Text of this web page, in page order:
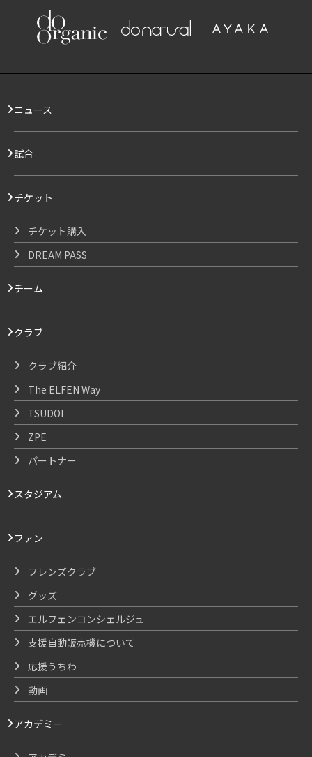
ニュース
試合
チケット
チケット購入
DREAM PASS
チーム
クラブ
クラブ紹介
The ELFEN Way
TSUDOI
ZPE
パートナー
スタジアム
ファン
フレンズクラブ
グッズ
エルフェンコンシェルジュ
支援自動販売機について
応援うちわ
動画
アカデミー